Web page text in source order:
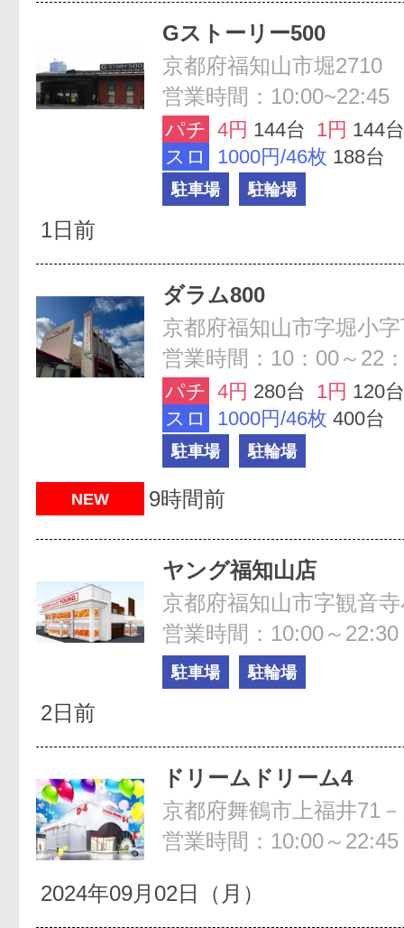
Gストーリー500
京都府福知山市堀2710
営業時間：10:00~22:45
パチ 4円 144台 1円 144台
スロ
1000円/46枚 188台
駐車場 駐輪場
1日前
ダラム800
営業時間：10：00～22
パチ 4円 280台 1円 120台
スロ
1000円/46枚 400台
駐車場 駐輪場
NEW 9時間前
ヤング福知山店
京都府福知山市字観音
営業時間：10:00～22:30
駐車場 駐輪場
2日前
ドリームドリーム4
京都府舞鶴市上福井71
営業時間：10:00～22:45
2024年09月02日（月）